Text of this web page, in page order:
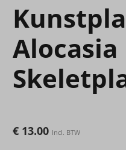
Alocasia
€ 13.00 Incl. BTW